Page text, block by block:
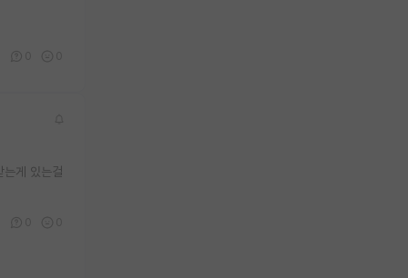
게 있는걸